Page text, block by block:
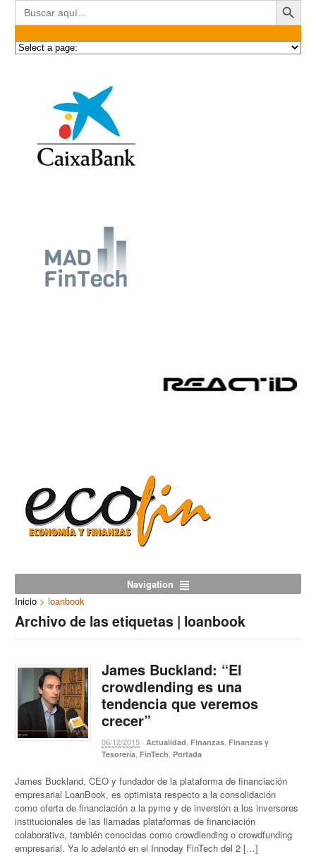
Buscar:
Navigation
Inicio > loanbook
Archivo de las etiquetas | loanbook
James Buckland: “El
crowdlending es una
tendencia que veremos
crecer”
06/12/2015 ·Actualidad, Finanzas, Finanzas y
Tesorería, FinTech, Portada
James Buckland, CEO y fundador de la plataforma de financiación
empresarial LoanBook, es optimista respecto a la consolidación
como oferta de financiación a la pyme y de inversión a los inversores
institucionales de las llamadas plataformas de financiación
colaborativa, también conocidas como crowdlending o crowdfunding
empresarial. Ya lo adelantó en el Innoday FinTech del 2 […]